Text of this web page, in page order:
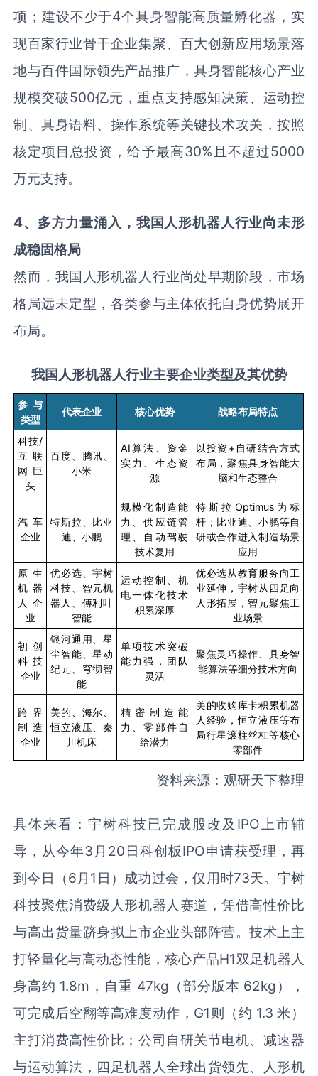
项；建设不少于4个具身智能高质量孵化器，实
现百家行业骨干企业集聚、百大创新应用场景落
地与百件国际领先产品推广，具身智能核心产业
规模突破500亿元，重点支持感知决策、运动控
制、具身语料、操作系统等关键技术攻关，按照
核定项目总投资，给予最高30%且不超过5000
万元支持。
4、多方力量涌入， 我国人形机器人行业尚未形
成稳固格局
然而，我国人形机器人行业尚处早期阶段，市场
格局远未定型，各类参与主体依托自身优势展开
布局。
我国人形机器人行业主要企业类型及其优势
参与
类型
代表企业 核心优势 战略布局特点
科技/
互联
网巨
头
百度、腾讯、
小米
AI算法、资金
实力、生态资
源
以投资 + 自研结合方式
布局，聚焦具身智能大
脑和生态整合
汽车
企业
特斯拉、比亚
迪、小鹏
规模化制造能
力、供应链管
理、自动驾驶
技术复用
特斯拉 Optimus为标
杆；比亚迪、小鹏等自
研或合作进入制造场景
应用
原生
机器
人企
业
优必选、宇树
科技、智元机
器人、傅利叶
智能
运动控制、机
电一体化技术
积累深厚
优必选从教育服务向工
业延伸，宇树从四足向
人形拓展，智元聚焦工
业场景
初创
科技
企业
银河通用、星
尘智能、星动
纪元、穹彻智
能
单项技术突破
能力强，团队
灵活
聚焦灵巧操作、具身智
能算法等细分技术方向
跨界
制造
企业
美的、海尔、
恒立液压、秦
川机床
精密制造能
力、零部件自
给潜力
美的收购库卡积累机器
人经验，恒立液压等布
局行星滚柱丝杠等核心
零部件
资料来源：观研天下整理
具体来看：宇树科技已完成股改及IPO上市辅
导，从今年3月20日科创板IPO申请获受理，再
到今日（6月1日）成功过会，仅用时73天。宇树
科技聚焦消费级人形机器人赛道，凭借高性价比
与高出货量跻身拟上市企业头部阵营。技术上主
打轻量化与高动态性能，核心产品H1双足机器人
身高约 1.8m，自重 47kg（部分版本 62kg），
可完成后空翻等高难度动作，G1则（约 1.3 米）
主打消费高性价比；公司自研关节电机、减速器
与运动算法，四足机器人全球出货领先、人形机